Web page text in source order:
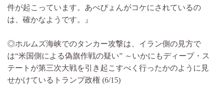
件が起こっています。あべぴょんがコケにされているの
は、確かなようです。』
◎ホルムズ海峡でのタンカー攻撃は、イラン側の見方で
は“米国側による偽旗作戦の疑い” ～いかにもディープ・ス
テートが第三次大戦を引き起こすべく行ったかのように見
せかけているトランプ政権 (6/15)